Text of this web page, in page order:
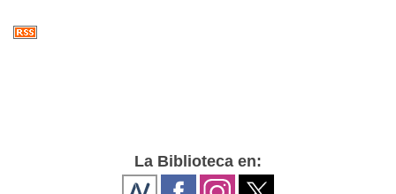
La Biblioteca en: